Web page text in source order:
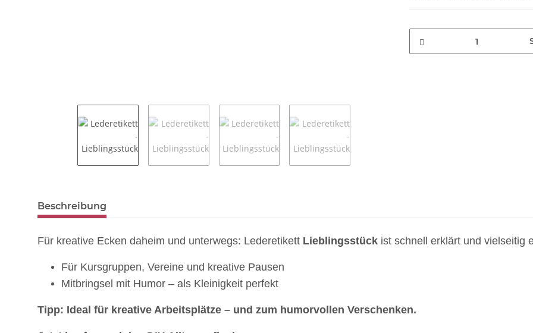
weitere Registerkarten anzeigen
Beschreibung
Für kreative Ecken daheim und unterwegs: Lederetikett Lieblingsstück ist schnell erklärt und vielseitig
Für Kursgruppen, Vereine und kreative Pausen
Mitbringsel mit Humor – als Kleinigkeit perfekt
Tipp: Ideal für kreative Arbeitsplätze – und zum humorvollen Verschenken.